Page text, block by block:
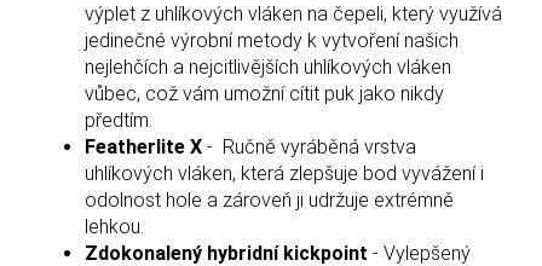
výplet z uhlíkových vláken na čepeli, který využívá
jedinečné výrobní metody k vytvoření našich
nejlehčích a nejcitlivějších uhlíkových vláken
vůbec, což vám umožní cítit puk jako nikdy
předtím.
Featherlite X - Ručně vyráběná vrstva
uhlíkových vláken, která zlepšuje bod vyvážení i
odolnost hole a zároveň ji udržuje extrémně
lehkou.
Zdokonalený hybridní kickpoint - Vylepšený